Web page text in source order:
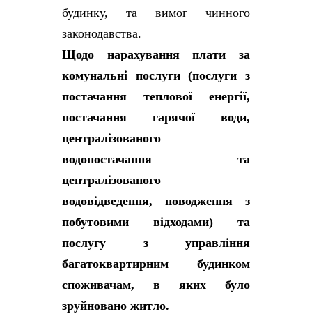
будинку, та вимог чинного
законодавства.
Щодо нарахування плати за
комунальні послуги (послуги з
постачання теплової енергії,
постачання гарячої води,
централізованого
водопостачання та
централізованого
водовідведення, поводження з
побутовими відходами) та
послугу з управління
багатоквартирним будинком
споживачам, в яких було
зруйновано житло.